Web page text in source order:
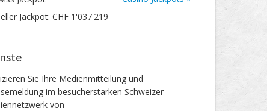
Jackpot: CHF 1'037'219
Sie Ihre Medienmitteilung und
im besucherstarken Schweizer
von